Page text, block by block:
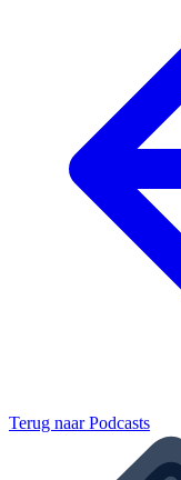
Terug naarPodcasts